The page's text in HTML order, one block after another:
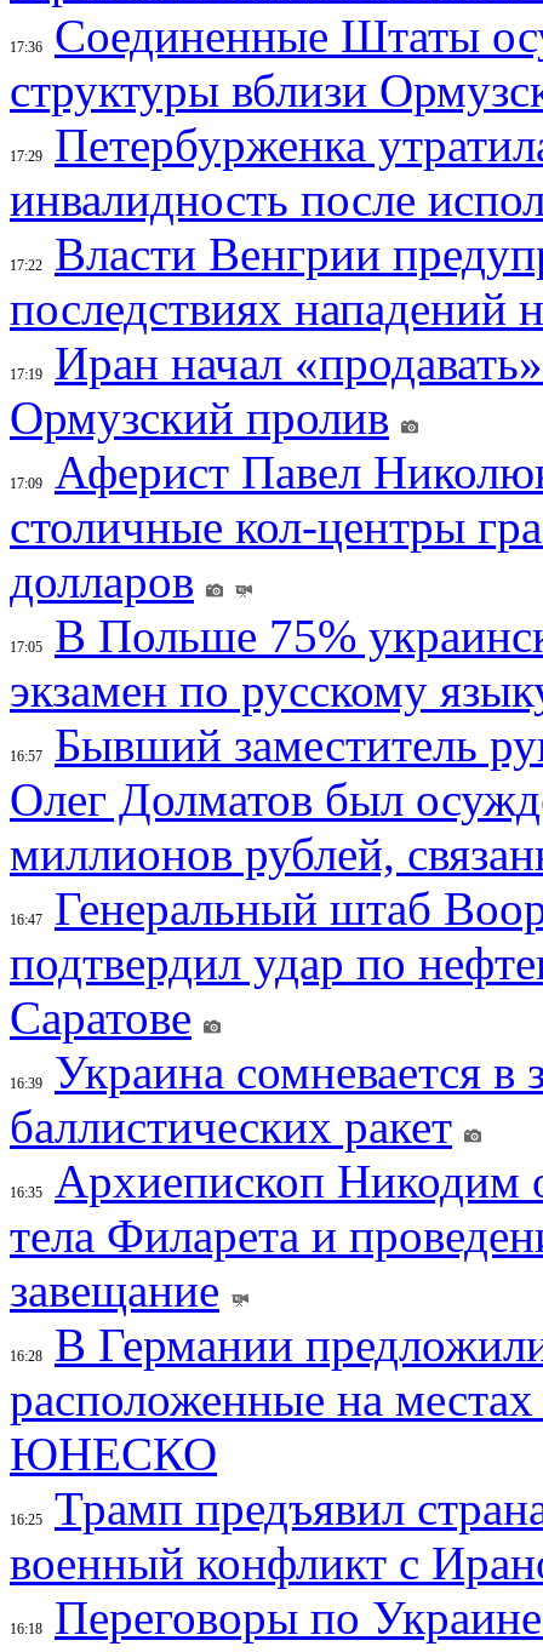
17:36
Соединенные Штаты
структуры вблизи
17:29
Петербурженка
инвалидность после
17:22
Власти Венгрии
последствиях нападений
17:19
Иран начал
Ормузский пролив
17:09
Аферист Павел
столичные кол-центры
долларов
17:05
В Польше 75%
экзамен по русскому
16:57
Бывший заместитель
Олег Долматов был
миллионов рублей,
16:47
Генеральный штаб
подтвердил удар по
Саратове
16:39
Украина сомневается в
баллистических ракет
16:35
Архиепископ
тела Филарета и
завещание
16:28
В Германии
расположенные на
ЮНЕСКО
16:25
Трамп предъявил
военный конфликт с
16:18
Переговоры по